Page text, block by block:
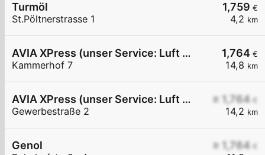
1,759 €
4,2 km
Turmöl
St.Pöltnerstrasse 1
1,764 €
14,8 km
AVIA XPress (unser Service: Luft und Wasser)
Kammerhof 7
≥ 1,764 €
14,2 km
AVIA XPress (unser Service: Luft und Wasser)
Gewerbestraße 2
≥ 1,764 €
Genol